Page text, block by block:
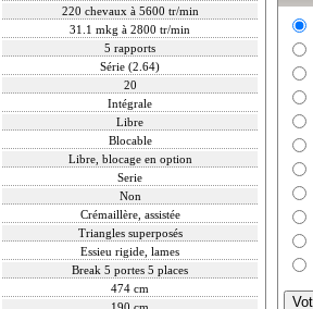
220 chevaux à 5600 tr/min
31.1 mkg à 2800 tr/min
5 rapports
Série (2.64)
20
Intégrale
Libre
Blocable
Libre, blocage en option
Serie
Non
Crémaillère, assistée
Triangles superposés
Essieu rigide, lames
Break 5 portes 5 places
474 cm
190 cm